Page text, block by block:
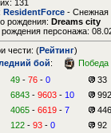
131
ResidentForce - Снежная
рождения: Dreams city
рождения персонажа:
чести: (Рейтинг)
бой:
Победа
49 - 76 - 0
33
6843 - 9603 - 10
4065 - 6619 - 7
122 - 93 - 0
92